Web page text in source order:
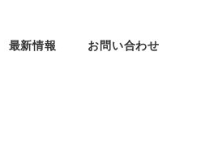
最新情報 お問い合わせ